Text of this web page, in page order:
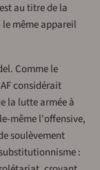
au titre de la
même appareil
Comme le
considérait
la lutte armée à
même l'offensive,
soulèvement
: